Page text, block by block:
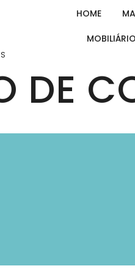
HOME
MOBILIÁRIO
DE